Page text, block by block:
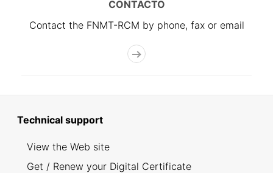
CONTACTO
Contact the FNMT-RCM by phone, fax or email
Technical support
View the Web site
Get / Renew your Digital Certificate